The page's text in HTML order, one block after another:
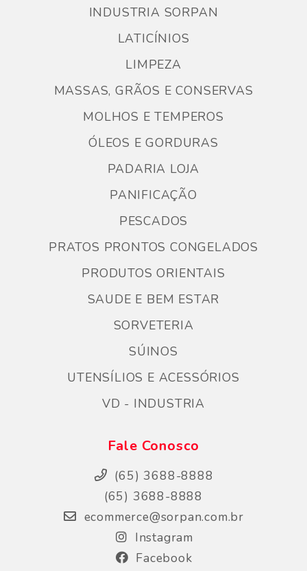
INDUSTRIA SORPAN
LATICÍNIOS
LIMPEZA
MASSAS, GRÃOS E CONSERVAS
MOLHOS E TEMPEROS
ÓLEOS E GORDURAS
PADARIA LOJA
PANIFICAÇÃO
PESCADOS
PRATOS PRONTOS CONGELADOS
PRODUTOS ORIENTAIS
SAUDE E BEM ESTAR
SORVETERIA
SÚINOS
UTENSÍLIOS E ACESSÓRIOS
VD - INDUSTRIA
Fale Conosco
(65) 3688-8888
(65) 3688-8888
ecommerce@sorpan.com.br
Instagram
Facebook